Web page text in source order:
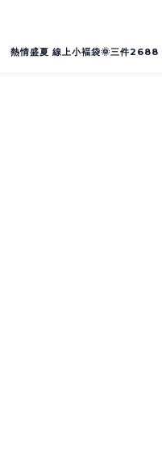
熱情盛夏 線上小褔袋🌞三件2688